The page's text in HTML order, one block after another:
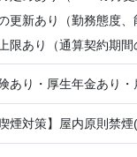
更新あり（勤務態度
限あり（通算契約期
あり・厚生年金あり
喫煙対策】屋内原則禁